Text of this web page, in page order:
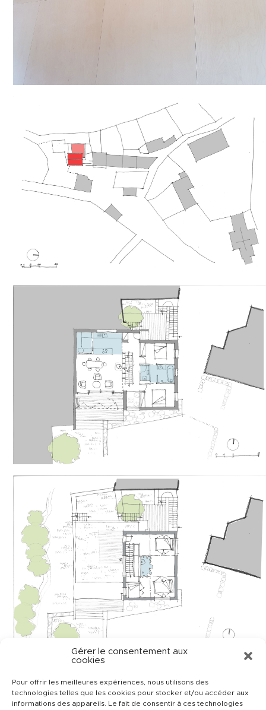
Gérer le consentement aux
cookies
Pour offrir les meilleures expériences, nous utilisons des
technologies telles que les cookies pour stocker et/ou accéder aux
informations des appareils. Le fait de consentir à ces technologies